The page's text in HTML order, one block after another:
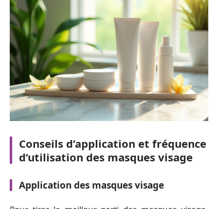
Conseils d’application et fréquence
d’utilisation des masques visage
Application des masques visage